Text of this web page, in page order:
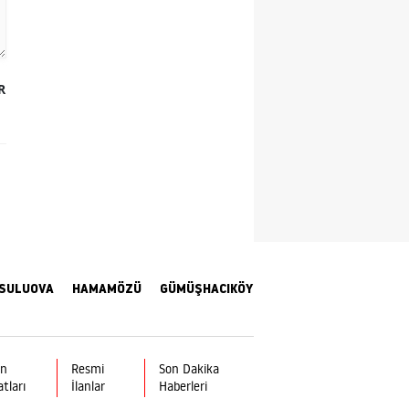
Şırnak
Bartın
Ardahan
HAMAMÖZÜ GÜMÜŞHACIKÖY
Resmi
İlanlar
Son Dakika
Haberleri